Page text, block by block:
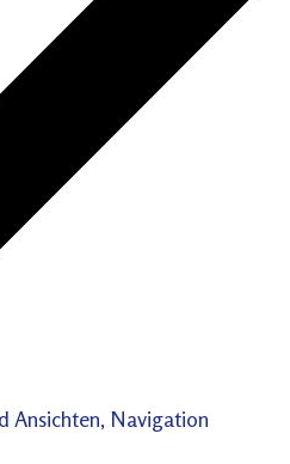
Ansichten, Navigation